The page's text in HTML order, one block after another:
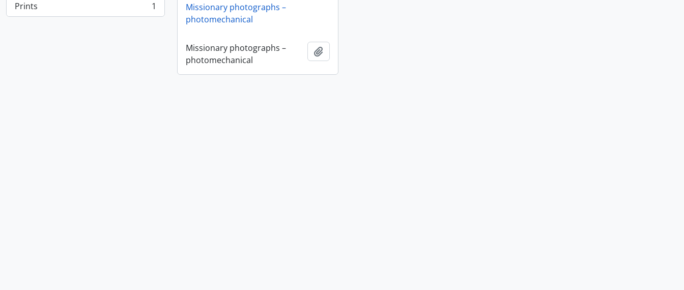
Prints
, 1 resultados 1
Missionary photographs –
photomechanical
Missionary photographs –
photomechanical